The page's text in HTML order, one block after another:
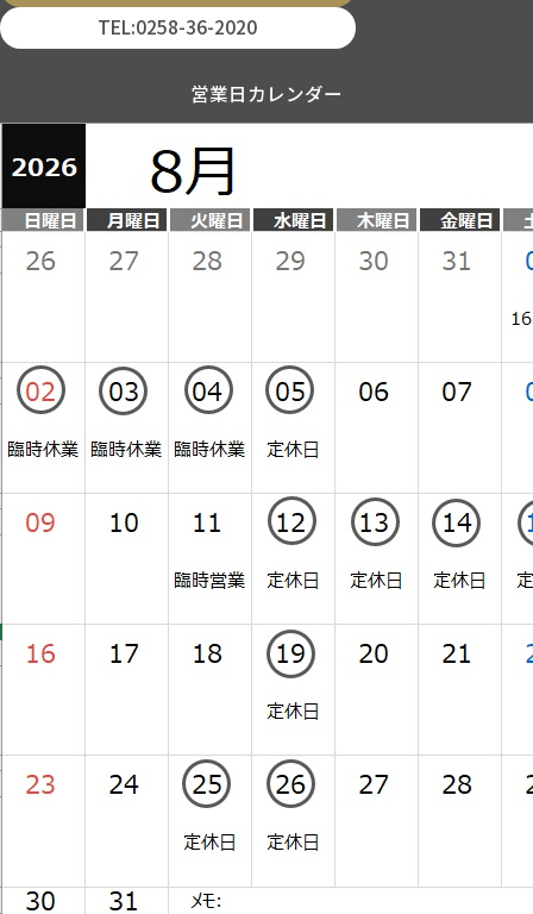
TEL:0258-36-2020
営業日カレンダー